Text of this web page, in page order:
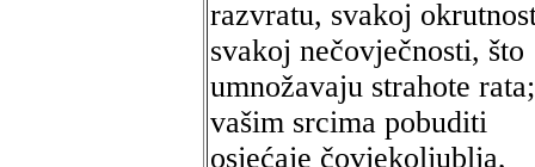
razvratu, svakoj
svakoj nečovječnosti, što
umnožavaju strahote
vašim srcima pobuditi
osjećaje čovjekoljublja,